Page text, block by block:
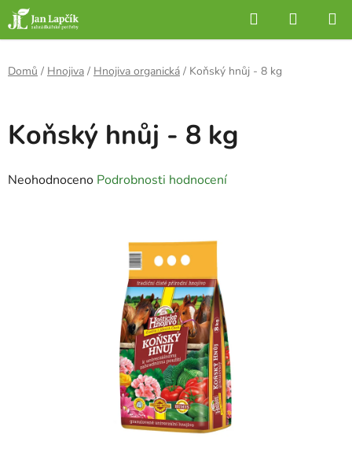
Přejít
na
obsah
Hledat
KOŠÍK
Domů / Hnojiva / Hnojiva organická / Koňský hnůj - 8 kg
Koňský hnůj - 8 kg
Průměrné
Neohodnoceno Podrobnosti hodnocení